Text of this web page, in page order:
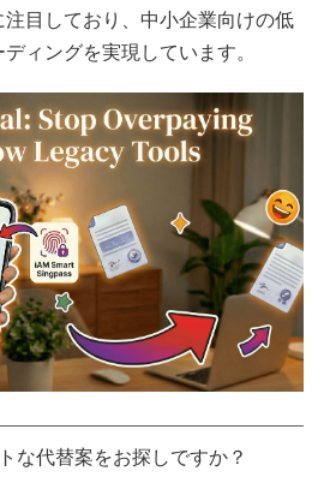
目しており、中小企業向けの低
ィングを実現しています。
な代替案をお探しですか？